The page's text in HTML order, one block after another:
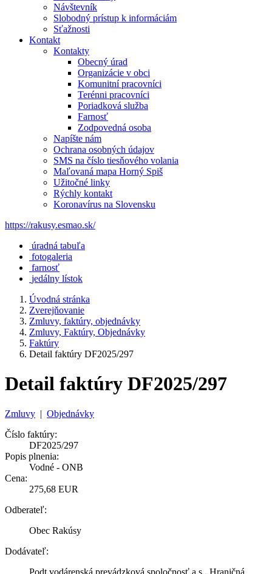
Návštevník
Slobodný prístup k informáciám
Sťažnosti
Kontakt
Kontakty
Obecný úrad
Organizácie v obci
Komunitní pracovníci
Terénni pracovníci
Poriadková služba
Farnosť
Zodpovedná osoba
Napíšte nám
Ochrana osobných údajov
SMS na číslo tiesňového volania
Maľovaná mapa Horný Spiš
Užitočné linky
Rýchly kontakt
Koronavírus na Slovensku
https://rakusy.esmao.sk/
úradná tabuľa
fotogaleria
farnosť
jedálny lístok
Úvodná stránka
Zverejňovanie
Zmluvy, faktúry, objednávky
Zmluvy, Faktúry, Objednávky
Faktúry
Detail faktúry DF2025/297
Detail faktúry DF2025/297
Zmluvy | Objednávky
Číslo faktúry:
DF2025/297
Popis plnenia:
Vodné - ONB
Cena:
275,68 EUR
Odberateľ:
Obec Rakúsy
Dodávateľ:
Podt.vodárenská prevádzková spoločnosť,a.s., Hraničná